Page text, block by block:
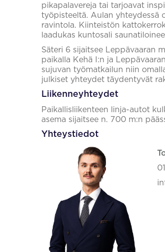
pikapalavereja tai tarjoavat
työpisteeltä. Aulan yhteydessä
ravintola. Kiinteistön
laadukas kuntosali
Säteri 6 sijaitsee Leppävaaran
paikalla Kehä I:n ja
sujuvan työmatkailun niin
julkiset yhteydet täydentyvät
Liikenneyhteydet
Paikallisliikenteen linja-autot
asema sijaitsee n. 700 m:n
Yhteystiedot